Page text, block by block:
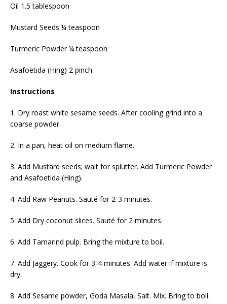
Oil 1.5 tablespoon
Mustard Seeds ¼ teaspoon
Turmeric Powder ¼ teaspoon
Asafoetida (Hing) 2 pinch
Instructions
1. Dry roast white sesame seeds. After cooling grind into a
coarse powder.
2. In a pan, heat oil on medium flame.
3. Add Mustard seeds; wait for splutter. Add Turmeric Powder
and Asafoetida (Hing).
4. Add Raw Peanuts. Sauté for 2-3 minutes.
5. Add Dry coconut slices. Sauté for 2 minutes.
6. Add Tamarind pulp. Bring the mixture to boil.
7. Add Jaggery. Cook for 3-4 minutes. Add water if mixture is
dry.
8. Add Sesame powder, Goda Masala, Salt. Mix. Bring to boil.